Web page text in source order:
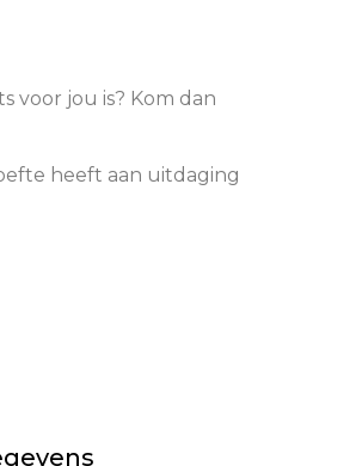
voor jou is? Kom dan
heeft aan uitdaging